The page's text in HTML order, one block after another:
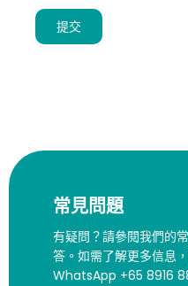
提交
常見問題
有疑問？請參閱我們的
答。如需了解更多信息
WhatsApp +65 8916